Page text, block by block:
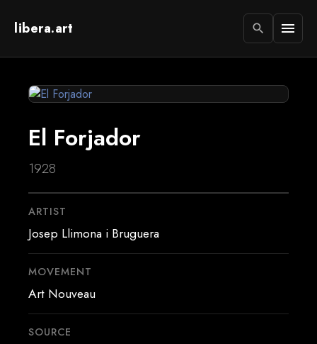
libera.art search menu
El Forjador
1928
ARTIST
Josep Llimona i Bruguera
MOVEMENT
Art Nouveau
SOURCE